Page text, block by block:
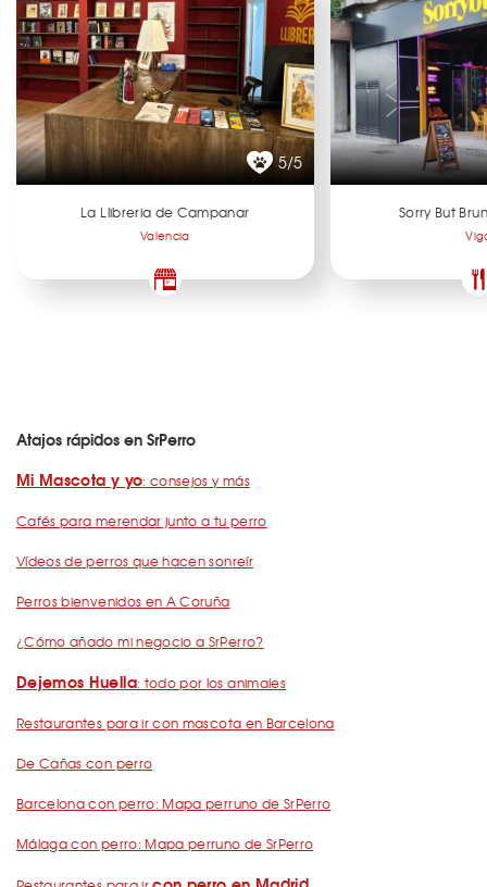
5/5
La Llibreria de Campanar
Valencia
Sorry But
Atajos rápidos en SrPerro
Mi Mascota y yo: consejos y más
Cafés para merendar junto a tu perro
Vídeos de perros que hacen sonreír
Perros bienvenidos en A Coruña
¿Cómo añado mi negocio a SrPerro?
Dejemos Huella: todo por los animales
Restaurantes para ir con mascota en Barcelona
De Cañas con perro
Barcelona con perro: Mapa perruno de SrPerro
Málaga con perro: Mapa perruno de SrPerro